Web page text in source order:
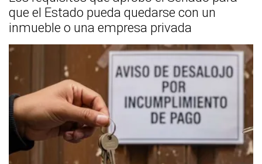
que el Estado pueda quedarse con un
inmueble o una empresa privada